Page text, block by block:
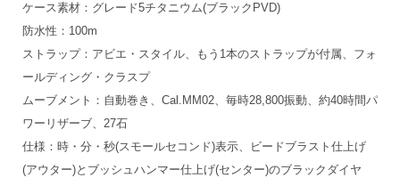
ケース素材：グレード5チタニウム(ブラックPVD)
防水性：100m
ストラップ：アビエ・スタイル、もう1本のストラップが付属、フォ
ールディング・クラスプ
ムーブメント：自動巻き、Cal.MM02、毎時28,800振動、約40時間パ
ワーリザーブ、27石
仕様：時・分・秒(スモールセコンド)表示、ビードブラスト仕上げ
(アウター)とブッシュハンマー仕上げ(センター)のブラックダイヤ